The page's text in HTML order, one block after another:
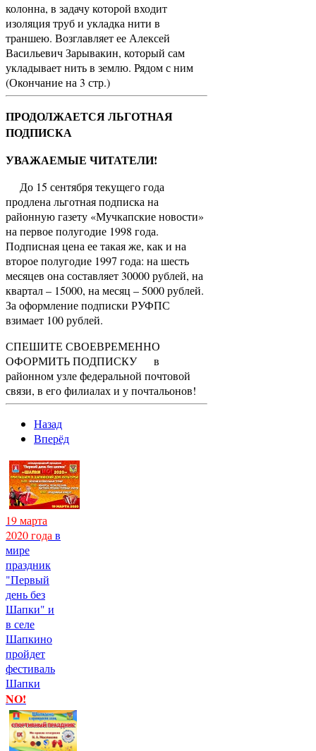
колонна, в задачу которой входит
изоляция труб и укладка нити в
траншею. Возглавляет ее Алексей
Васильевич Зарывакин, который сам
укладывает нить в землю. Рядом с ним
(Окончание на 3 стр.)
ПРОДОЛЖАЕТСЯ ЛЬГОТНАЯ
ПОДПИСКА
УВАЖАЕМЫЕ ЧИТАТЕЛИ!
До 15 сентября текущего года
продлена льготная подписка на
районную газету «Мучкапские новости»
на первое полугодие 1998 года.
Подписная цена ее такая же, как и на
второе полугодие 1997 года: на шесть
месяцев она составляет 30000 рублей, на
квартал – 15000, на месяц – 5000 рублей.
За оформление подписки РУФПС
взимает 100 рублей.
СПЕШИТЕ СВОЕВРЕМЕННО
ОФОРМИТЬ ПОДПИСКУ в
районном узле федеральной почтовой
связи, в его филиалах и у почтальонов!
Назад
Вперёд
19 марта
2020 года в
мире
праздник
"Первый
день без
Шапки" и
в селе
Шапкино
пройдет
фестиваль
Шапки
NO!